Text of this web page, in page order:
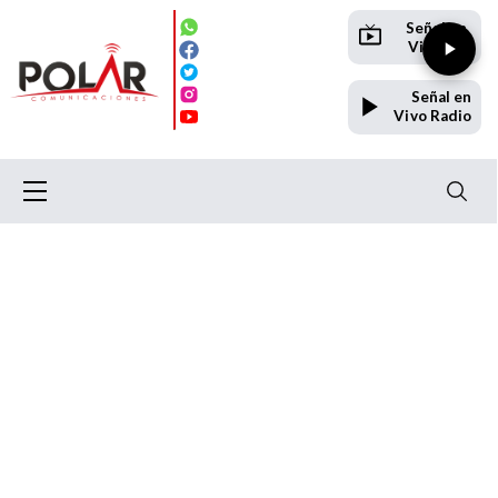
Señal en
Vivo TV
Señal en
Vivo Radio